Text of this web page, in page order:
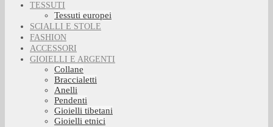
TESSUTI
Tessuti europei
SCIALLI E STOLE
FASHION
ACCESSORI
GIOIELLI E ARGENTI
Collane
Braccialetti
Anelli
Pendenti
Gioielli tibetani
Gioielli etnici